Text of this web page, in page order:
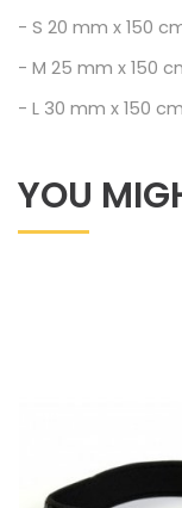
- S 20 mm x 150
- M 25 mm x 150
- L 30 mm x 150 cm
YOU